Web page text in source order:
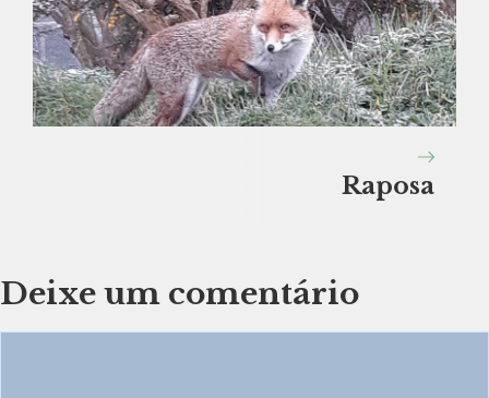
Raposa
Deixe um comentário